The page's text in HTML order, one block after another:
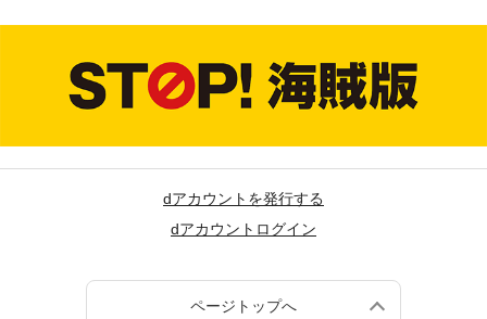
dアカウントを発行する
dアカウントログイン
ページトップへ